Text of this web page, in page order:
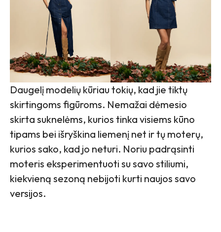
Daugelį modelių kūriau tokių, kad jie tiktų
skirtingoms figūroms. Nemažai dėmesio
skirta suknelėms, kurios tinka visiems kūno
tipams bei išryškina liemenį net ir tų moterų,
kurios sako, kad jo neturi. Noriu padrąsinti
moteris eksperimentuoti su savo stiliumi,
kiekvieną sezoną nebijoti kurti naujos savo
versijos.